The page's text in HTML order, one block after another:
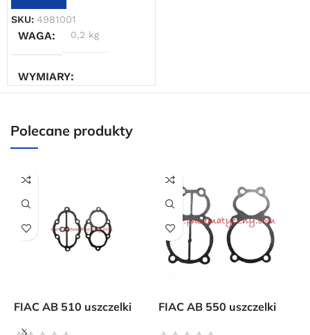
SKU: 4981001
WAGA 0,2 kg
WYMIARY
Polecane produkty
FIAC AB 510 uszczelki
FIAC AB 550 uszczelki